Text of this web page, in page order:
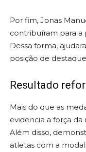
Por fim, Jonas
contribuíram para a
Dessa forma,
posição de
Resultado
Mais do que as
evidencia a força
Além disso,
atletas com a